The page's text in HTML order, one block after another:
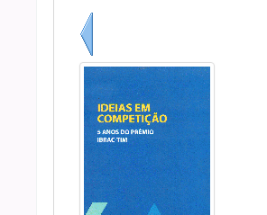
Anterior